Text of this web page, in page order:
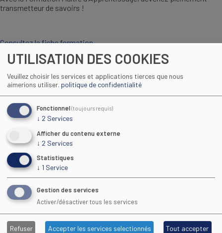
transmetteur de savoirs !
Consultez la fiche formation
INSCRIPTION
POUR PLUS D'INFORMATIONS :
Cathy TRIBOT - Formatrice
ctribot@cfa-sport.com
06 46 42 23 05
Maison Régionale des Sports
1039 rue Georges Méliès CS 37093
34967 Montpellier Cedex 2
UTILISATION DES COOKIES
Veuillez choisir les services et applications tierces que nous
aimerions utiliser. politique de confidentialité
Fonctionnel(toujours requis)
↓ 2 Services
Afficher du contenu externe
↓ 2 Services
Statistiques
↓ 1 Service
Gestion des services
Activer/désactiver tous les services
Refuser Accepter les services selectionnés Tout accepter